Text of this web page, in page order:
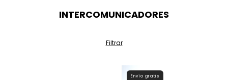
INTERCOMUNICADORES
Filtrar
Envío gratis